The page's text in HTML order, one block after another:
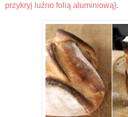
przykryj luźno folią aluminiową).